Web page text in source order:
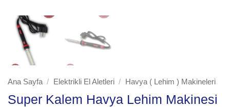
Ana Sayfa / Elektrikli El Aletleri / Havya ( Lehim ) Makineleri
Super Kalem Havya Lehim Makinesi